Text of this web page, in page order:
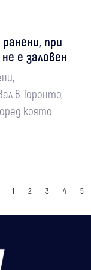
при
е заловен
в Торонто,
която
1 2 3 4 5